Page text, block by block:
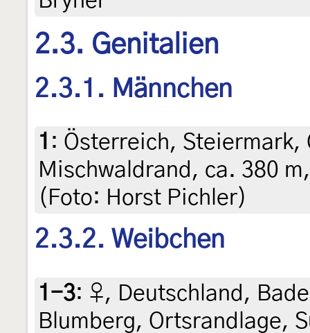
2.3. Genitalien
2.3.1. Männchen
1 : Österreich, Steiermark,
Mischwaldrand, ca. 380
(Foto: Horst Pichler)
2.3.2. Weibchen
1-3: ♀, Deutschland,
Blumberg, Ortsrandlage,